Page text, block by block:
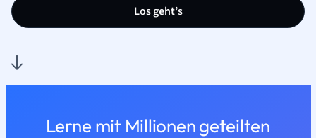
Los geht’s
Lerne mit Millionen geteilten